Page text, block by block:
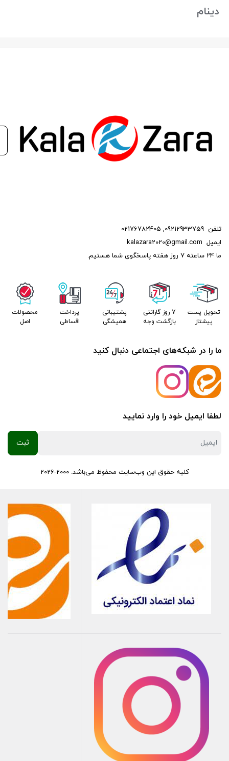
دینام
تلفن 09212933759
,
02176782405
ایمیل kalazara2020@gmail.com
ما 24 ساعته 7 روز هفته پاسخگوی شما هستیم.
تحویل پست
پیشتاز
7 روز گارانتی
بازگشت وجه
پشتیبانی
همیشگی
پرداخت
اقساطی
محصولات
اصل
ما را در شبکه‌های اجتماعی دنبال کنید
لطفا ایمیل خود را وارد نمایید
کلیه حقوق این وب‌سایت محفوظ می‌باشد. 2000-2026